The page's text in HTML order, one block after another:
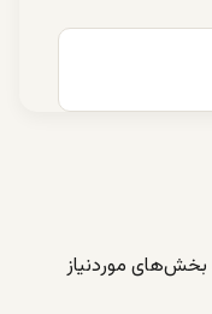
بخش‌های موردنیاز